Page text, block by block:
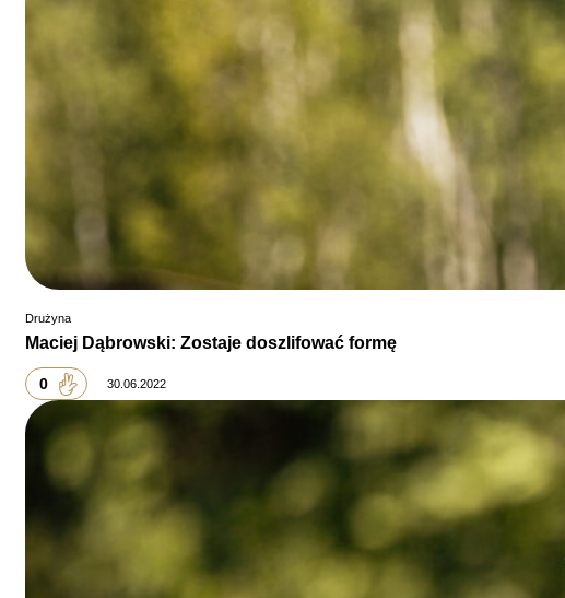
Drużyna
Maciej Dąbrowski: Zostaje doszlifować formę
0 30.06.2022